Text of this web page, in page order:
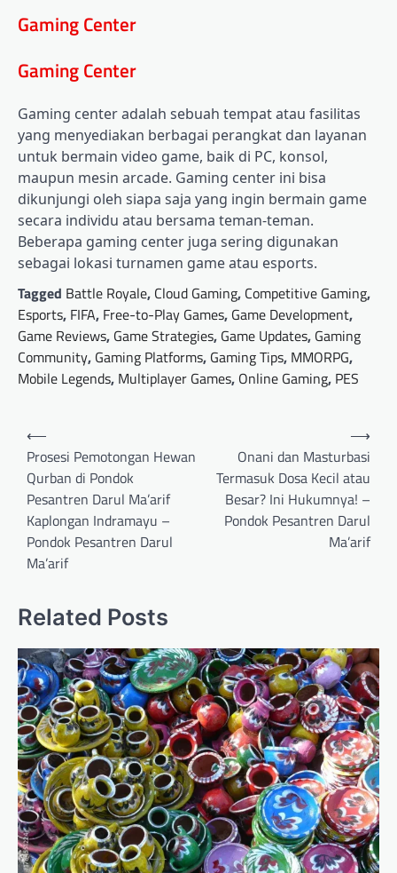
Gaming Center
Gaming Center
Gaming center adalah sebuah tempat atau fasilitas
yang menyediakan berbagai perangkat dan layanan
untuk bermain video game, baik di PC, konsol,
maupun mesin arcade. Gaming center ini bisa
dikunjungi oleh siapa saja yang ingin bermain game
secara individu atau bersama teman-teman.
Beberapa gaming center juga sering digunakan
sebagai lokasi turnamen game atau esports.
Tagged Battle Royale, Cloud Gaming, Competitive Gaming,
Esports, FIFA, Free-to-Play Games, Game Development,
Game Reviews, Game Strategies, Game Updates, Gaming
Community, Gaming Platforms, Gaming Tips, MMORPG,
Mobile Legends, Multiplayer Games, Online Gaming, PES
Post
navigation
⟵
Prosesi Pemotongan Hewan
Qurban di Pondok
Pesantren Darul Ma’arif
Kaplongan Indramayu –
Pondok Pesantren Darul
Ma’arif
Onani dan Masturbasi
Termasuk Dosa Kecil atau
Besar? Ini Hukumnya! –
Pondok Pesantren Darul
Ma’arif
⟶
Related Posts